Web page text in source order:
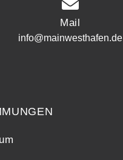
Mail
info@mainwesthafen.de